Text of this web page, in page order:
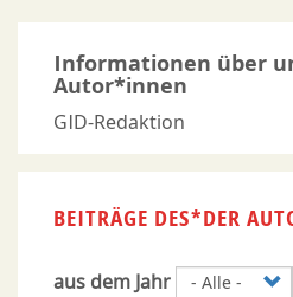
Informationen über
Autor*innen
GID-Redaktion
BEITRÄGE DES*DER
aus dem Jahr